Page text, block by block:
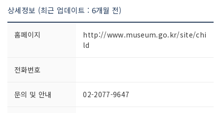
상세정보 (최근 업데이트 : 6개월 전)
홈페이지
http://www.museum.go.kr/site/chi
ld
전화번호
문의 및 안내 02-2077-9647